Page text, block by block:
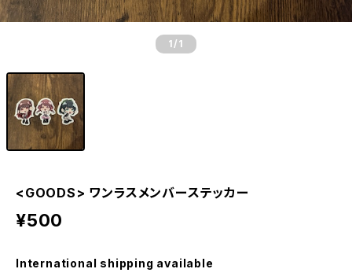
1 /1
<GOODS> ワンラスメンバーステッカー
¥500
International shipping available